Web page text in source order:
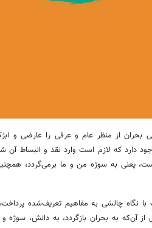
بحران از منظر عام و عرفی را عارضی و
دارد که لازم است وارد نقد و انبساط آن
است، یعنی به سوژه من و ما برمی‌گردد،
با نگاه چالشی به مفاهیم تعریف‌شده
آن‌که به بحران بازگردد، به دانش، سوژه